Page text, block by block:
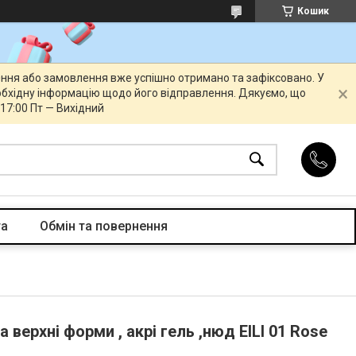
Кошик
або замовлення вже успішно отримано та зафіксовано. У
інформацію щодо його відправлення. Дякуємо, що
Пт — Вихідний
Обмін та повернення
верхні форми , акрі гель ,нюд EILI 01 Rose